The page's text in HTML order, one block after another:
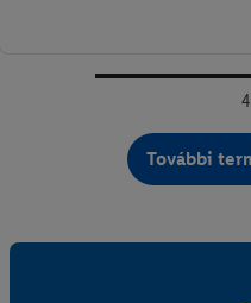
További